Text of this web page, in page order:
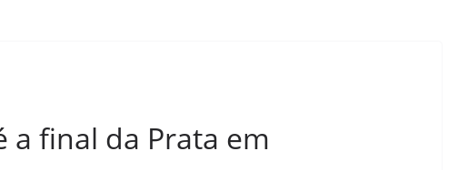
a final da Prata em